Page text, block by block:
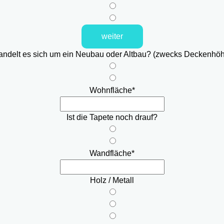
weiter
es sich um ein Neubau oder Altbau? (zwecks
Wohnfläche*
Ist die Tapete noch drauf?
Wandfläche*
Holz / Metall